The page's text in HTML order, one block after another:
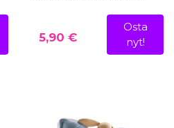
5,90 €
Osta
nyt!